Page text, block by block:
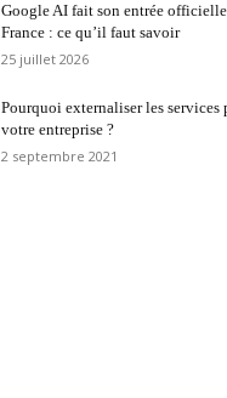
Google AI fait son entrée
France : ce qu’il faut savoir
25 juillet 2026
Pourquoi externaliser les services
votre entreprise ?
2 septembre 2021